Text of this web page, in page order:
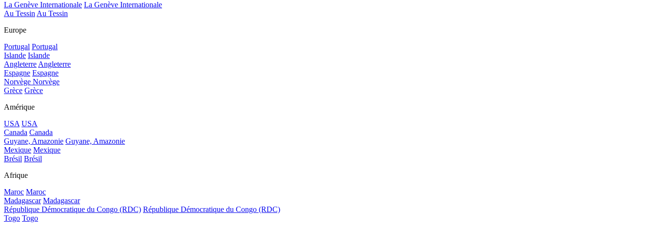
La Genève Internationale La Genève Internationale
Au TessinAu Tessin
Europe
Portugal Portugal
Islande Islande
AngleterreAngleterre
Espagne Espagne
Norvège Norvège
Grèce Grèce
Amérique
USA USA
Canada Canada
Guyane, Amazonie Guyane, Amazonie
Mexique Mexique
Brésil Brésil
Afrique
Maroc Maroc
Madagascar Madagascar
République Démocratique du Congo (RDC) République Démocratique du Congo (RDC)
Togo Togo